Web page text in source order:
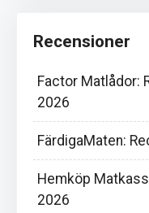
Recensioner
Factor Matlådor:
2026
FärdigaMaten:
Hemköp
2026